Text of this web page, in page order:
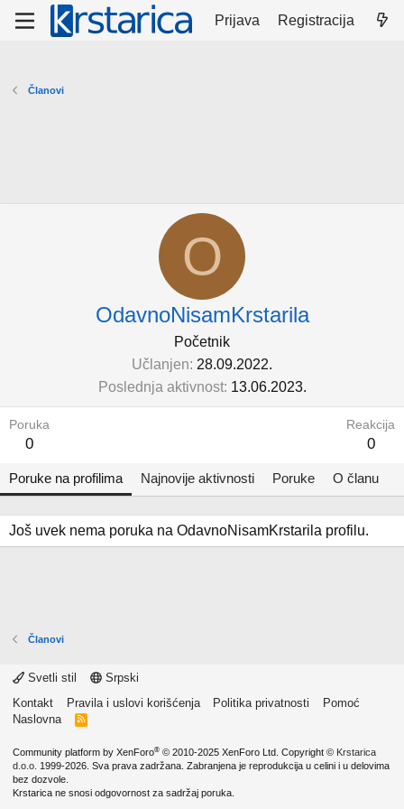
Prijava Registracija
Članovi
O
OdavnoNisamKrstarila
Početnik
Učlanjen 28.09.2022.
Poslednja aktivnost 13.06.2023.
Poruka
0
Reakcija
0
Poruke na profilima Najnovije aktivnosti Poruke O članu
Još uvek nema poruka na OdavnoNisamKrstarila profilu.
Članovi
Svetli stil
Srpski
Kontakt
Pravila i uslovi korišćenja Politika privatnosti
Pomoć
Naslovna
R
Community platform by XenForo® © 2010-2025 XenForo Ltd. Copyright © Krstarica
d.o.o. 1999-2026. Sva prava zadržana. Zabranjena je reprodukcija u celini i u delovima
bez dozvole.
Krstarica ne snosi odgovornost za sadržaj poruka.